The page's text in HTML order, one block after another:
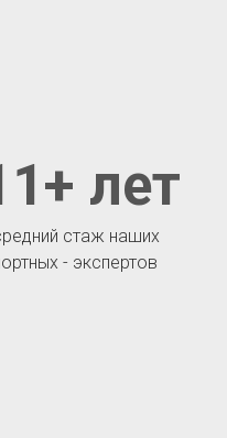
стаж наших
- экспертов
лет